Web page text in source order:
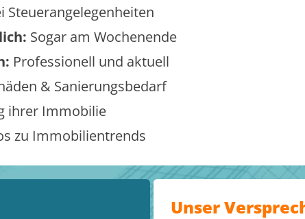
Steuerangelegenheiten
Sogar am Wochenende
Professionell und aktuell
& Sanierungsbedarf
ihrer Immobilie
zu Immobilientrends
Unser